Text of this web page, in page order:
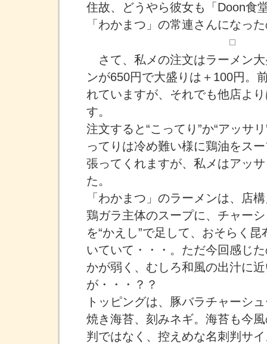
住故、どうやら彼女も「Doon食
「わかまつ」の常連さんになっ
さて、私メの注文はラーメン
ンが650円で大盛りは＋100円。
れていますが、それでも他店よ
す。
注文すると“こってり”か“アッサ
ってりは冷め難い様に鶏油をス
張ってくれますが、私メはアッ
た。
「わかまつ」のラーメンは、店
鶏ガラ主体のスープに、チャー
を“かえし”で足して、おそらく
いていて・・・。ただ今回感じ
かが弱く、むしろ和風の出汁に
が・・・？？
トッピングは、豚バラチャーシ
焼き海苔、刻みネギ。海苔も今
判ではなく、控えめな名刺判サ